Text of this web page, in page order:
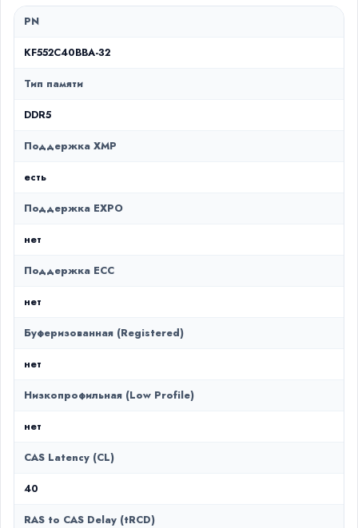
PN
KF552C40BBA-32
Тип памяти
DDR5
Поддержка XMP
есть
Поддержка EXPO
нет
Поддержка ECC
нет
Буферизованная (Registered)
нет
Низкопрофильная (Low Profile)
нет
CAS Latency (CL)
40
RAS to CAS Delay (tRCD)